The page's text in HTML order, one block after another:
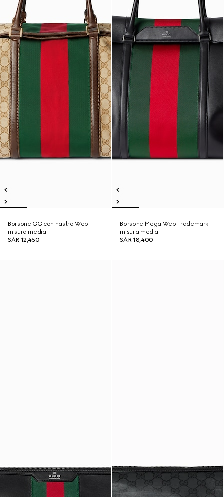
Borsone GG con nastro Web
misura media
SAR 12,450
Borsone Mega Web Trademark
misura media
SAR 18,400